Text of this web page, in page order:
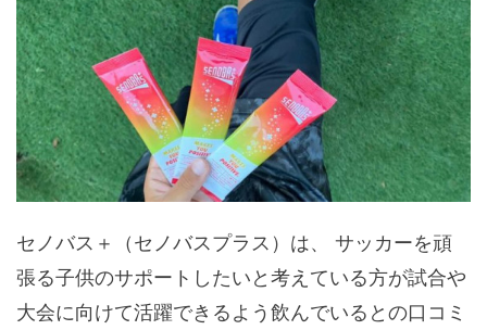
セノバス＋（セノバスプラス）は、 サッカーを頑
張る子供のサポートしたいと考えている方が試合や
大会に向けて活躍できるよう飲んでいるとの口コミ